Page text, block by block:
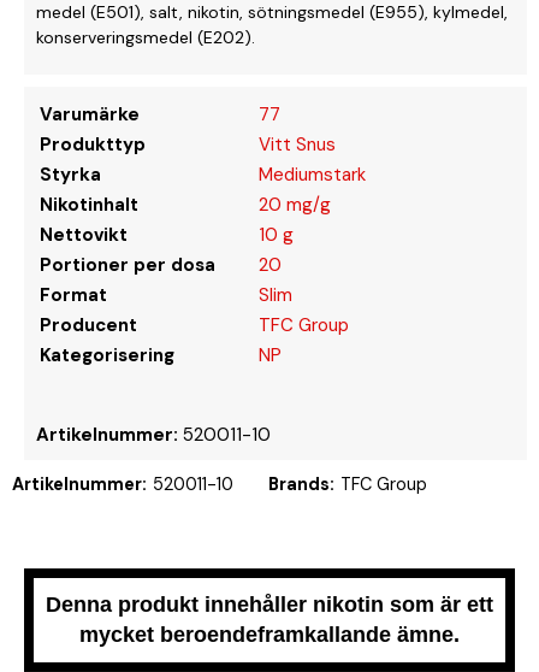
medel (E501), salt, nikotin, sötningsmedel (E955), kylmedel,
konserveringsmedel (E202).
Varumärke
77
Produkttyp
Vitt Snus
Styrka
Mediumstark
Nikotinhalt
20 mg/g
Nettovikt
10 g
Portioner per dosa
20
Format
Slim
Producent
TFC Group
Kategorisering
NP
Artikelnummer: 520011-10
Artikelnummer: 520011-10 Brands: TFC Group
Denna produkt innehåller nikotin som är ett
mycket beroendeframkallande ämne.